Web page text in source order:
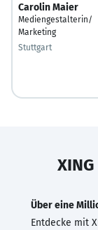
Carolin Maier
Mediengestalterin/
Marketing
Stuttgart
Über eine
Entdecke mit